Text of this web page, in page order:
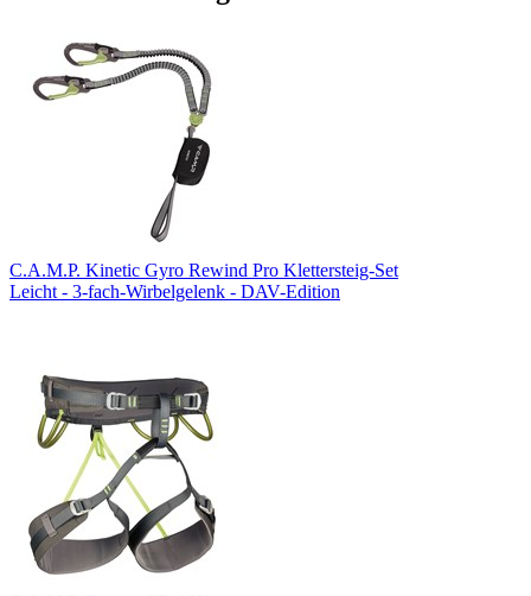
C.A.M.P. Kinetic Gyro Rewind Pro Klettersteig-Set
Leicht - 3-fach-Wirbelgelenk - DAV-Edition